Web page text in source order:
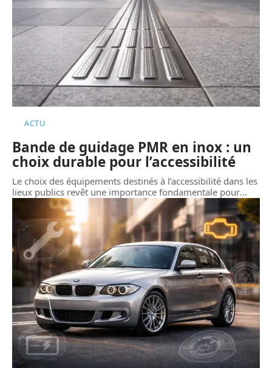
ACTU
Bande de guidage PMR en inox : un
choix durable pour l’accessibilité
Le choix des équipements destinés à l’accessibilité dans les
lieux publics revêt une importance fondamentale pour…